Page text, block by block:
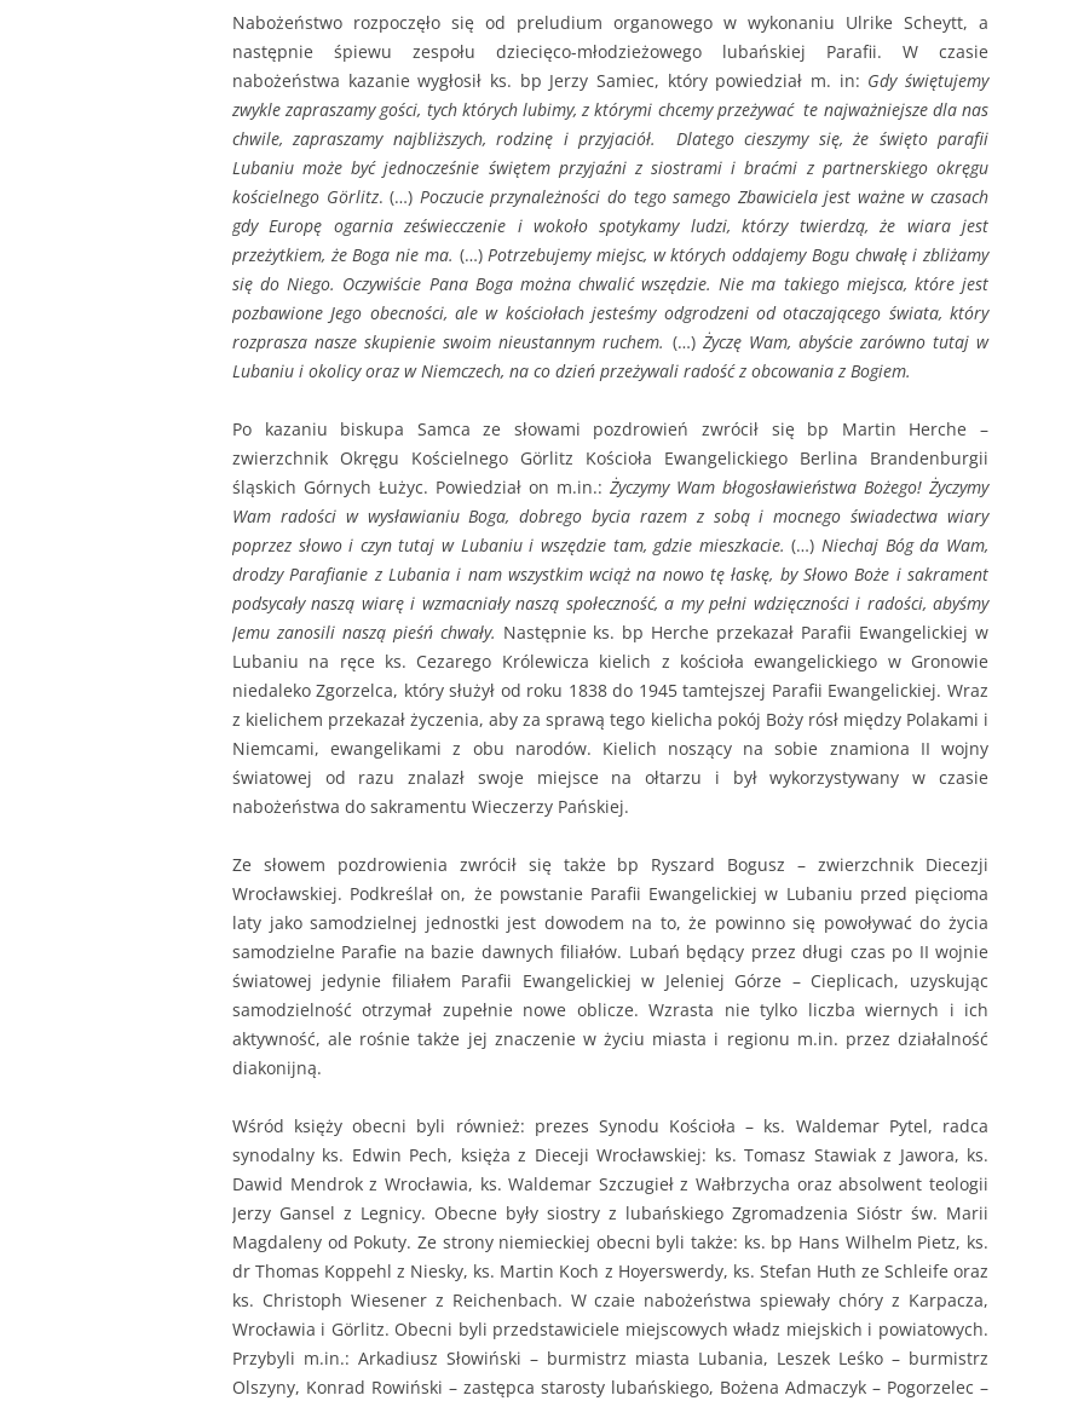
Nabożeństwo rozpoczęło się od preludium organowego w wykonaniu Ulrike Scheytt, a
następnie śpiewu zespołu dziecięco-młodzieżowego lubańskiej Parafii. W czasie
nabożeństwa kazanie wygłosił ks. bp Jerzy Samiec, który powiedział m. in: Gdy świętujemy
zwykle zapraszamy gości, tych których lubimy, z którymi chcemy przeżywać te najważniejsze dla nas
chwile, zapraszamy najbliższych, rodzinę i przyjaciół. Dlatego cieszymy się, że święto parafii
Lubaniu może być jednocześnie świętem przyjaźni z siostrami i braćmi z partnerskiego okręgu
kościelnego Görlitz. (…) Poczucie przynależności do tego samego Zbawiciela jest ważne w czasach
gdy Europę ogarnia zeświecczenie i wokoło spotykamy ludzi, którzy twierdzą, że wiara jest
przeżytkiem, że Boga nie ma. (…)Potrzebujemy miejsc, w których oddajemy Bogu chwałę i zbliżamy
się do Niego. Oczywiście Pana Boga można chwalić wszędzie. Nie ma takiego miejsca, które jest
pozbawione Jego obecności, ale w kościołach jesteśmy odgrodzeni od otaczającego świata, który
rozprasza nasze skupienie swoim nieustannym ruchem. (…) Życzę Wam, abyście zarówno tutaj w
Lubaniu i okolicy oraz w Niemczech, na co dzień przeżywali radość z obcowania z Bogiem.
Po kazaniu biskupa Samca ze słowami pozdrowień zwrócił się bp Martin Herche –
zwierzchnik Okręgu Kościelnego Görlitz Kościoła Ewangelickiego Berlina Brandenburgii
śląskich Górnych Łużyc. Powiedział on m.in.: Życzymy Wam błogosławieństwa Bożego! Życzymy
Wam radości w wysławianiu Boga, dobrego bycia razem z sobą i mocnego świadectwa wiary
poprzez słowo i czyn tutaj w Lubaniu i wszędzie tam, gdzie mieszkacie. (…)Niechaj Bóg da Wam,
drodzy Parafianie z Lubania i nam wszystkim wciąż na nowo tę łaskę, by Słowo Boże i sakrament
podsycały naszą wiarę i wzmacniały naszą społeczność, a my pełni wdzięczności i radości, abyśmy
Jemu zanosili naszą pieśń chwały. Następnie ks. bp Herche przekazał Parafii Ewangelickiej w
Lubaniu na ręce ks. Cezarego Królewicza kielich z kościoła ewangelickiego w Gronowie
niedaleko Zgorzelca, który służył od roku 1838 do 1945 tamtejszej Parafii Ewangelickiej. Wraz
z kielichem przekazał życzenia, aby za sprawą tego kielicha pokój Boży rósł między Polakami i
Niemcami, ewangelikami z obu narodów. Kielich noszący na sobie znamiona II wojny
światowej od razu znalazł swoje miejsce na ołtarzu i był wykorzystywany w czasie
nabożeństwa do sakramentu Wieczerzy Pańskiej.
Ze słowem pozdrowienia zwrócił się także bp Ryszard Bogusz – zwierzchnik Diecezji
Wrocławskiej. Podkreślał on, że powstanie Parafii Ewangelickiej w Lubaniu przed pięcioma
laty jako samodzielnej jednostki jest dowodem na to, że powinno się powoływać do życia
samodzielne Parafie na bazie dawnych filiałów. Lubań będący przez długi czas po II wojnie
światowej jedynie filiałem Parafii Ewangelickiej w Jeleniej Górze – Cieplicach, uzyskując
samodzielność otrzymał zupełnie nowe oblicze. Wzrasta nie tylko liczba wiernych i ich
aktywność, ale rośnie także jej znaczenie w życiu miasta i regionu m.in. przez działalność
diakonijną.
Wśród księży obecni byli również: prezes Synodu Kościoła – ks. Waldemar Pytel, radca
synodalny ks. Edwin Pech, księża z Dieceji Wrocławskiej: ks. Tomasz Stawiak z Jawora, ks.
Dawid Mendrok z Wrocławia, ks. Waldemar Szczugieł z Wałbrzycha oraz absolwent teologii
Jerzy Gansel z Legnicy. Obecne były siostry z lubańskiego Zgromadzenia Sióstr św. Marii
Magdaleny od Pokuty. Ze strony niemieckiej obecni byli także: ks. bp Hans Wilhelm Pietz, ks.
dr Thomas Koppehl z Niesky, ks. Martin Koch z Hoyerswerdy, ks. Stefan Huth ze Schleife oraz
ks. Christoph Wiesener z Reichenbach. W czaie nabożeństwa spiewały chóry z Karpacza,
Wrocławia i Görlitz. Obecni byli przedstawiciele miejscowych władz miejskich i powiatowych.
Przybyli m.in.: Arkadiusz Słowiński – burmistrz miasta Lubania, Leszek Leśko – burmistrz
Olszyny, Konrad Rowiński – zastępca starosty lubańskiego, Bożena Admaczyk – Pogorzelec –